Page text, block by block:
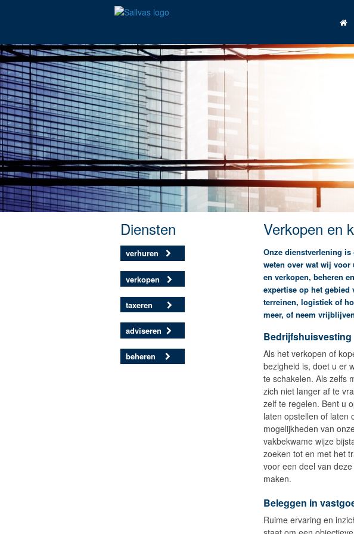
Diensten
verhuren
verkopen
taxeren
adviseren
beheren
Verkopen en
Onze dienstverlening
weten over wat wij voor
en verkopen, beheren
expertise op het
terreinen, logistiek of
meer, of neem
Bedrijfshuisvesting
Als het verkopen of
bezigheid is, doet u er
te schakelen. Als zelfs
zich niet langer af te
zelf te regelen. Bent u
laten opstellen of laten
mogelijkheden van
vakbekwame wijze
zoeken tot en met het
voor een deel van
maken.
Beleggen in
Ruime ervaring en